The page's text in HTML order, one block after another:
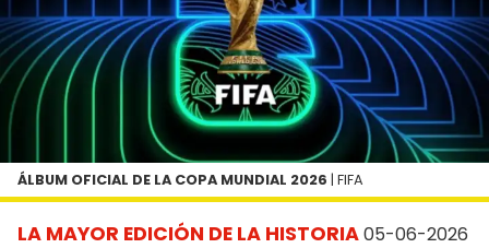
LA MAYOR EDICIÓN DE LA HISTORIA05-06-2026
ÁLBUM OFICIAL DE LA COPA MUNDIAL 2026 | FIFA